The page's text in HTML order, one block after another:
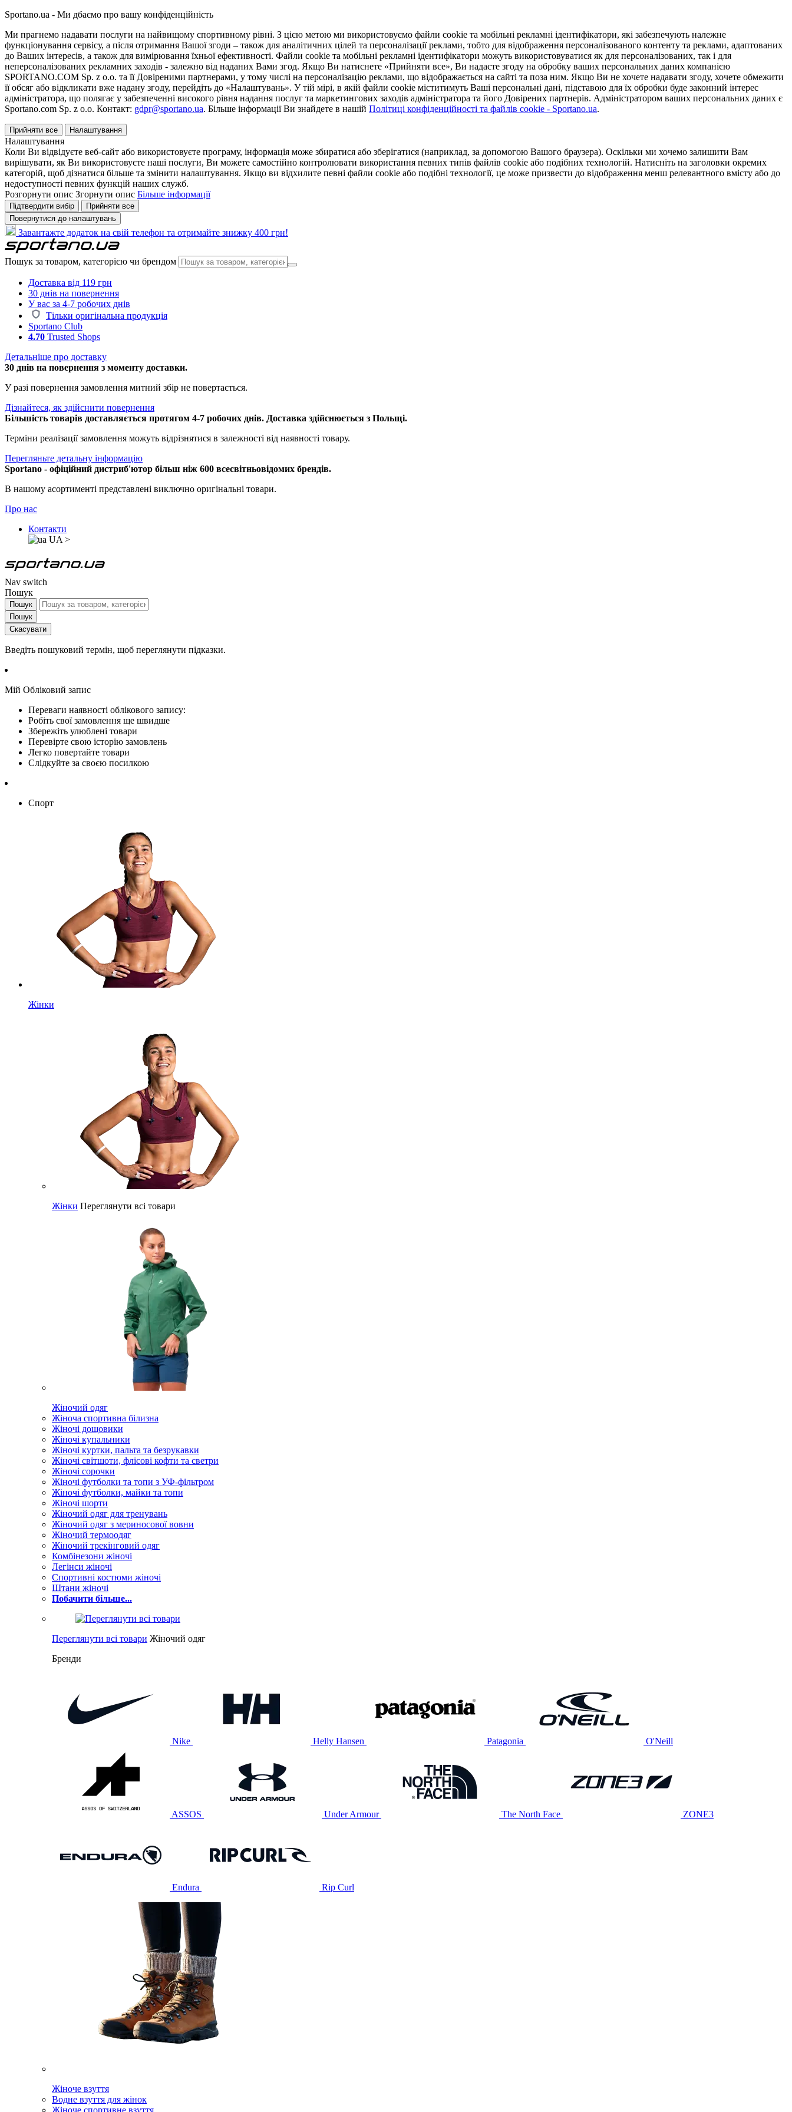
Sportano.ua - Ми дбаємо про вашу конфіденційність
Ми прагнемо надавати послуги на найвищому спортивному рівні. З цією метою ми використовуємо файли cookie та мобільні рекламні ідентифікатори, які забезпечують належне
функціонування сервісу, а після отримання Вашої згоди – також для аналітичних цілей та персоналізації реклами, тобто для відображення персоналізованого контенту та реклами, адаптованих
до Ваших інтересів, а також для вимірювання їхньої ефективності. Файли cookie та мобільні рекламні ідентифікатори можуть використовуватися як для персоналізованих, так і для
неперсоналізованих рекламних заходів - залежно від наданих Вами згод. Якщо Ви натиснете «Прийняти все», Ви надасте згоду на обробку ваших персональних даних компанією
SPORTANO.COM Sp. z o.o. та її Довіреними партнерами, у тому числі на персоналізацію реклами, що відображається на сайті та поза ним. Якщо Ви не хочете надавати згоду, хочете обмежити
її обсяг або відкликати вже надану згоду, перейдіть до «Налаштувань». У тій мірі, в якій файли cookie міститимуть Ваші персональні дані, підставою для їх обробки буде законний інтерес
адміністратора, що полягає у забезпеченні високого рівня надання послуг та маркетингових заходів адміністратора та його Довірених партнерів. Адміністратором ваших персональних даних є
Sportano.com Sp. z o.o. Контакт: gdpr@sportano.ua. Більше інформації Ви знайдете в нашій Політиці конфіденційності та файлів cookie - Sportano.ua.
Прийняти все Налаштування
Налаштування
Коли Ви відвідуєте веб-сайт або використовуєте програму, інформація може збиратися або зберігатися (наприклад, за допомогою Вашого браузера). Оскільки ми хочемо залишити Вам
вирішувати, як Ви використовуєте наші послуги, Ви можете самостійно контролювати використання певних типів файлів cookie або подібних технологій. Натисніть на заголовки окремих
категорій, щоб дізнатися більше та змінити налаштування. Якщо ви відхилите певні файли cookie або подібні технології, це може призвести до відображення менш релевантного вмісту або до
недоступності певних функцій наших служб.
Розгорнути опис Згорнути опис Більше інформації
Підтвердити вибір
Прийняти все
Повернутися до налаштувань
Завантажте додаток на свій телефон та отримайте знижку 400 грн!
Пошук за товаром, категорією чи брендом
Доставка від 119 грн
30 днів на повернення
У вас за 4-7 робочих днів
Тільки оригінальна продукція
Sportano Club
4.70 Trusted Shops
Детальніше про доставку
30 днів на повернення з моменту доставки.
У разі повернення замовлення митний збір не повертається.
Дізнайтеся, як здійснити повернення
Більшість товарів доставляється протягом 4-7 робочих днів. Доставка здійснюється з Польщі.
Терміни реалізації замовлення можуть відрізнятися в залежності від наявності товару.
Перегляньте детальну інформацію
Sportano - офіційний дистриб'ютор більш ніж 600 всесвітньовідомих брендів.
В нашому асортименті представлені виключно оригінальні товари.
Про нас
Контакти
UA >
Nav switch
Пошук
Пошук
Пошук
Скасувати
Введіть пошуковий термін, щоб переглянути підказки.
Мій Обліковий запис
Переваги наявності облікового запису:
Робіть свої замовлення ще швидше
Збережіть улюблені товари
Перевірте свою історію замовлень
Легко повертайте товари
Слідкуйте за своєю посилкою
Спорт
Жінки
Жінки Переглянути всі товари
Жіночий одяг
Жіноча спортивна білизна
Жіночі дощовики
Жіночі купальники
Жіночі куртки, пальта та безрукавки
Жіночі світшоти, флісові кофти та светри
Жіночі сорочки
Жіночі футболки та топи з УФ-фільтром
Жіночі футболки, майки та топи
Жіночі шорти
Жіночий одяг для тренувань
Жіночий одяг з мериносової вовни
Жіночий термоодяг
Жіночий трекінговий одяг
Комбінезони жіночі
Легінси жіночі
Спортивні костюми жіночі
Штани жіночі
Побачити більше...
Переглянути всі товари Жіночий одяг
Бренди
Nike Helly Hansen Patagonia O'Neill
ASSOS Under Armour The North Face ZONE3
Endura Rip Curl
Жіноче взуття
Водне взуття для жінок
Жіноче спортивне взуття